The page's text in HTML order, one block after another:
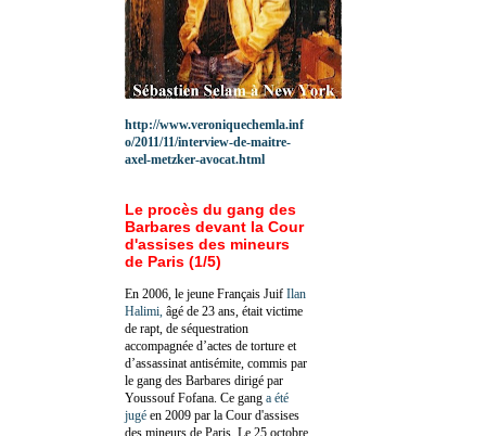
http://www.veroniquechemla.inf
o/2011/11/interview-de-maitre-
axel-metzker-avocat.html
Le procès du gang des
Barbares devant la Cour
d'assises des mineurs
de Paris (1/5)
En 2006, le jeune Français Juif Ilan
Halimi, âgé de 23 ans, était victime
de rapt, de séquestration
accompagnée d’actes de torture et
d’assassinat antisémite, commis par
le gang des Barbares dirigé par
Youssouf Fofana. Ce gang a été
jugé en 2009 par la Cour d'assises
des mineurs de Paris. Le 25 octobre